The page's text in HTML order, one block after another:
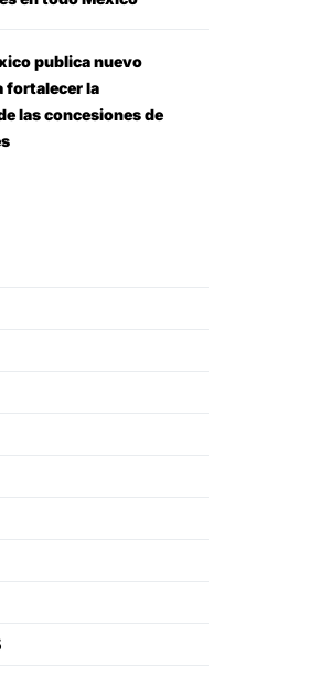
publica nuevo
fortalecer la
las concesiones de